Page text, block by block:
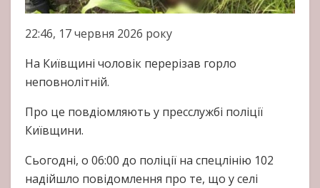
22:46, 17 червня 2026 року
На Київщині чоловік перерізав горло
неповнолітній.
Про це повдіомляють у пресслужбі поліції
Київщини.
Сьогодні, о 06:00 до поліції на спецлінію 102
надійшло повідомлення про те, що у селі